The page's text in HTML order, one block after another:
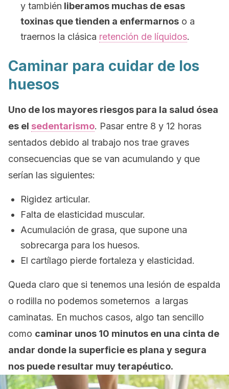
y también liberamos muchas de esas
toxinas que tienden a enfermarnos o a
traernos la clásica retención de líquidos.
Caminar para cuidar de los
huesos
Uno de los mayores riesgos para la salud ósea
es el sedentarismo. Pasar entre 8 y 12 horas
sentados debido al trabajo nos trae graves
consecuencias que se van acumulando y que
serían las siguientes:
Rigidez articular.
Falta de elasticidad muscular.
Acumulación de grasa, que supone una
sobrecarga para los huesos.
El cartílago pierde fortaleza y elasticidad.
Queda claro que si tenemos una lesión de espalda
o rodilla no podemos someternos a largas
caminatas. En muchos casos, algo tan sencillo
como caminar unos 10 minutos en una cinta de
andar donde la superficie es plana y segura
nos puede resultar muy terapéutico.